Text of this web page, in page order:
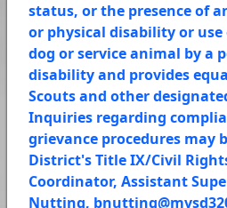
status, or the presence of
or physical disability or
dog or service animal by a
disability and provides
Scouts and other
Inquiries regarding
grievance procedures may
District's Title IX/Civil
Coordinator, Assistant
Nutting,